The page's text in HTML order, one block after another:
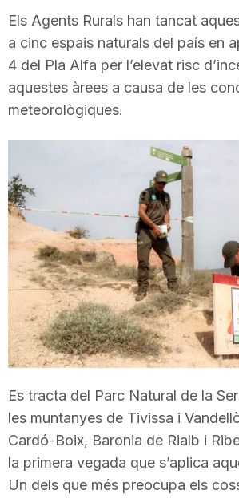
u
t
t
d
e
a
Els Agents Rurals han tancat
a cinc espais naturals del país en
4 del Pla Alfa per l’elevat risc
aquestes àrees a causa de les
meteorològiques.
Es tracta del Parc Natural de la
les muntanyes de Tivissa i
Cardó-Boix, Baronia de Rialb i
la primera vegada que s’aplica
Un dels que més preocupa els